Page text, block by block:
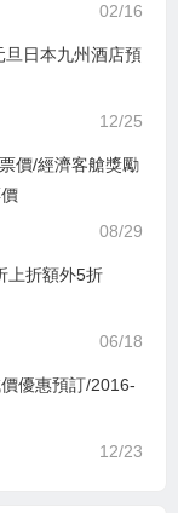
02/16
日本九州酒店預
12/25
價/經濟客艙獎勵
08/29
上折額外5折
06/18
優惠預訂/2016-
12/23